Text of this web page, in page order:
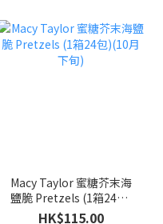
Macy Taylor 蜜糖芥末海
鹽脆 Pretzels (1箱24包)
(10月下旬)
HK$115.00